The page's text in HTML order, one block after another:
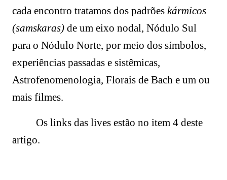
cada encontro tratamos dos padrões kármicos
(samskaras) de um eixo nodal, Nódulo Sul
para o Nódulo Norte, por meio dos símbolos,
experiências passadas e sistêmicas,
Astrofenomenologia, Florais de Bach e um ou
mais filmes.
Os links das lives estão no item 4 deste
artigo.